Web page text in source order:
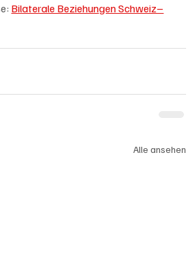
Bilaterale Beziehungen Schweiz–
Alle ansehen